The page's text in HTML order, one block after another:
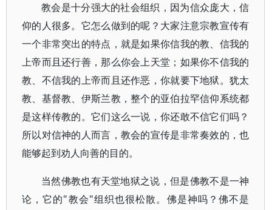
教会是十分强大的社会组织，因为信众庞大，信
仰的人很多。它怎么做到的呢？大家注意宗教宣传有
一个非常突出的特点，就是如果你信我的教、信我的
上帝而且还行善，那么你会上天堂；如果你不信我的
教、不信我的上帝而且还作恶，你就要下地狱。犹太
教、基督教、伊斯兰教，整个的亚伯拉罕信仰系统都
是这样传教的。它们这么一说，你还敢不信它们吗？
所以对信神的人而言，教会的宣传是非常奏效的，也
能够起到劝人向善的目的。
当然佛教也有天堂地狱之说，但是佛教不是一神
论，它的"教会"组织也很松散。佛是神吗？佛不是